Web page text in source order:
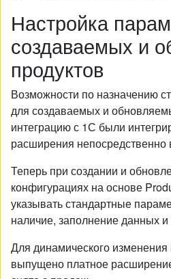
Настройка
создаваемых и
продуктов
Возможности по назначению
для создаваемых и
интеграцию с 1С были
расширения непосредственно
Теперь при создании и
конфигурациях на основе
указывать стандартные
наличие, заполнение данных и
Для динамического
выпущено платное